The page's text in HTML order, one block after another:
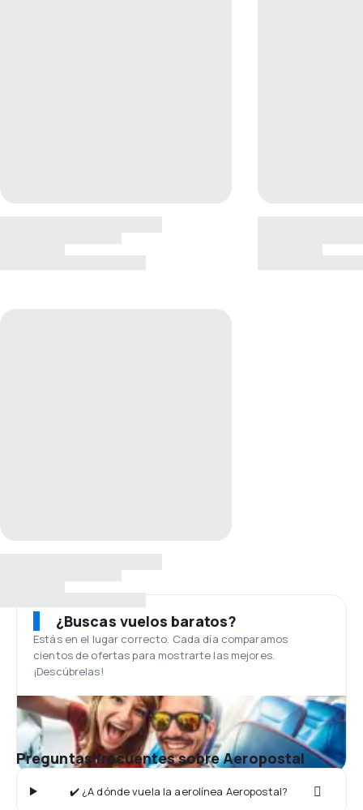
¿Buscas vuelos baratos?
Estás en el lugar correcto. Cada día comparamos
cientos de ofertas para mostrarte las mejores.
¡Descúbrelas!
Preguntas frecuentes sobre Aeropostal
✔️ ¿A dónde vuela la aerolínea Aeropostal?